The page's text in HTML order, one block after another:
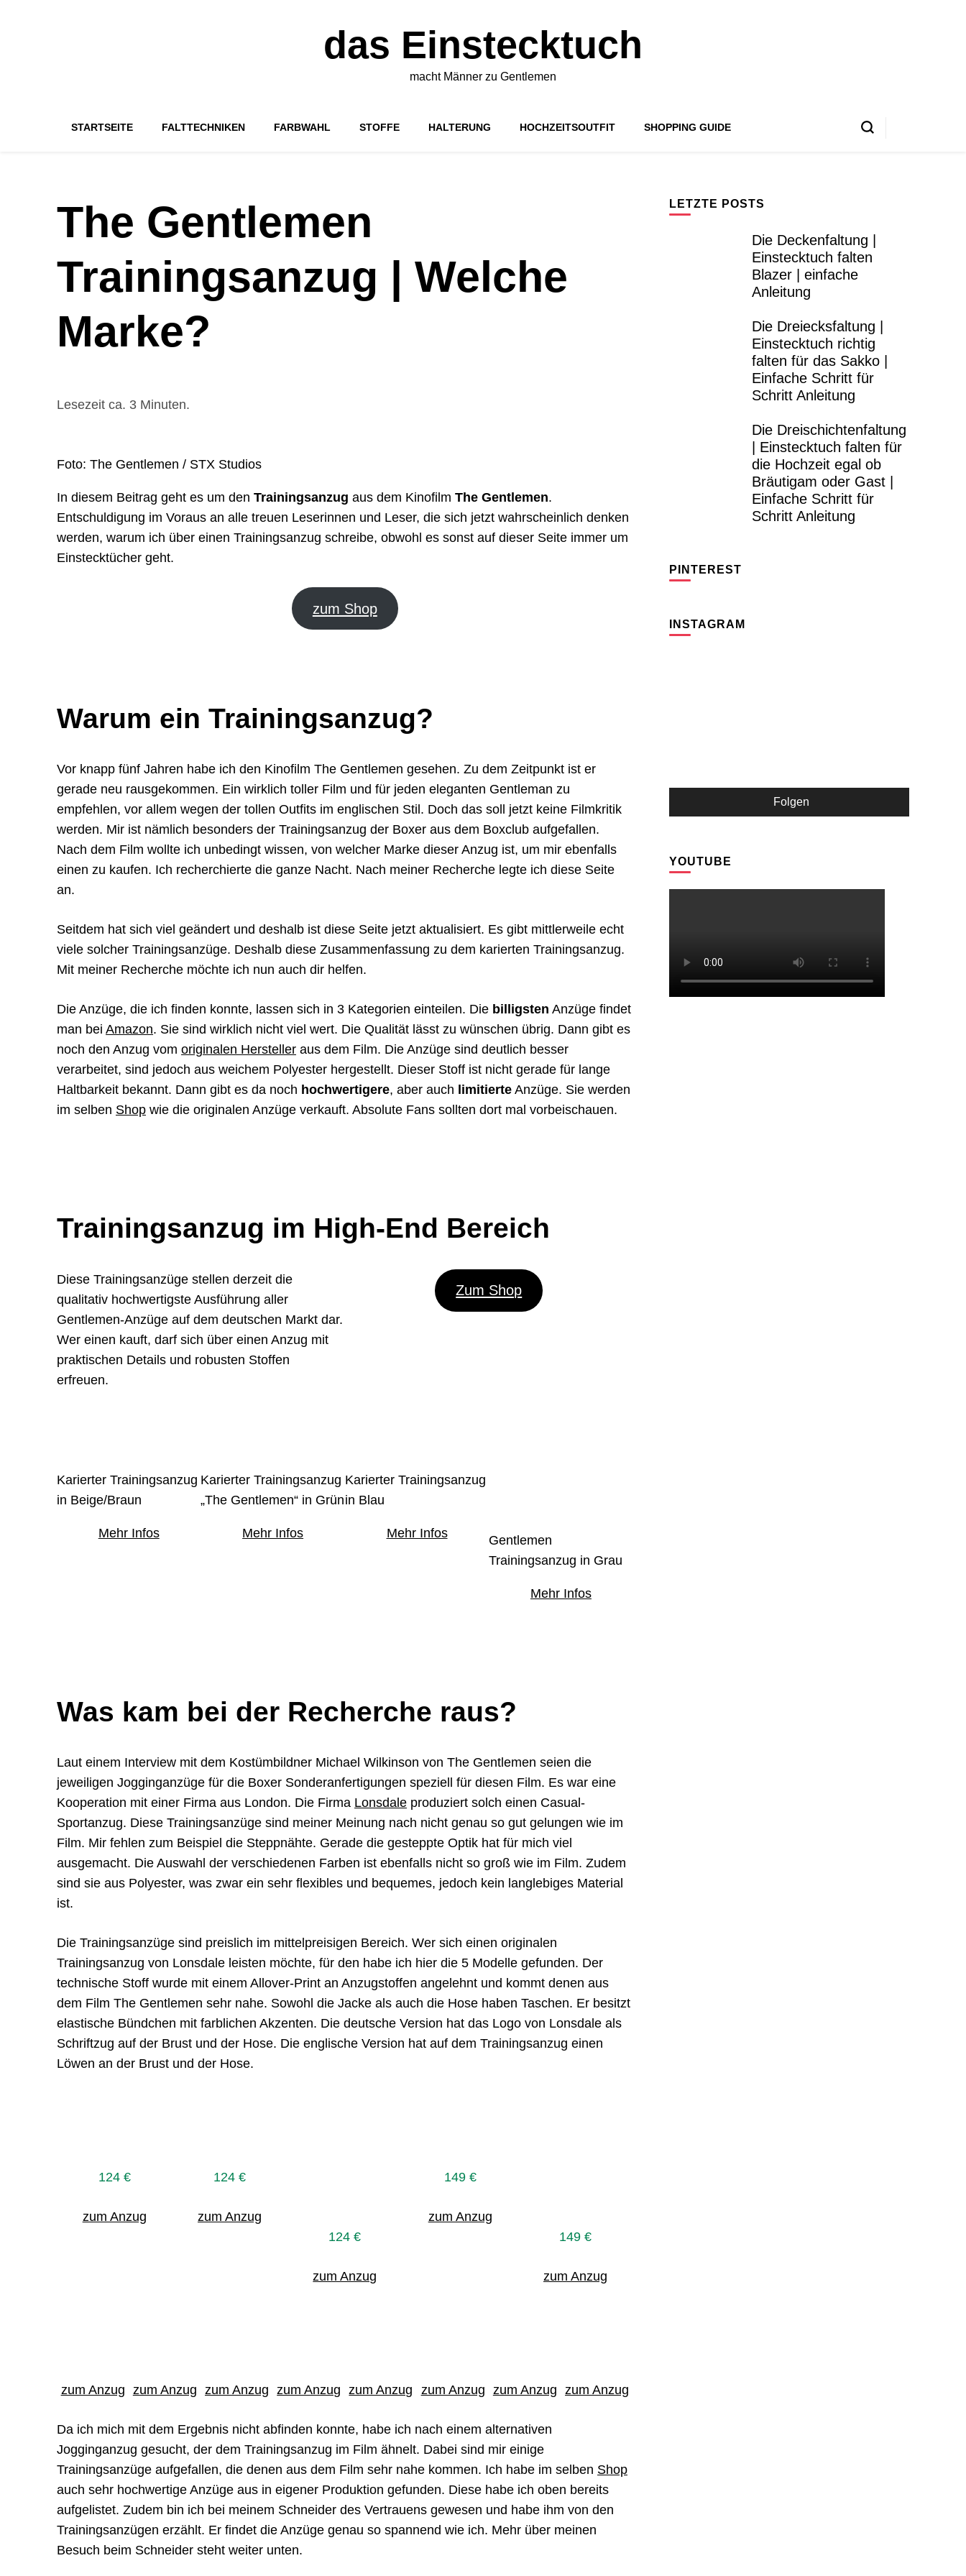
das Einstecktuch
macht Männer zu Gentlemen
STARTSEITE FALTTECHNIKEN FARBWAHL STOFFE HALTERUNG HOCHZEITSOUTFIT SHOPPING GUIDE
The Gentlemen
Trainingsanzug | Welche
Marke?
Lesezeit ca. 3 Minuten.
Foto: The Gentlemen / STX Studios
In diesem Beitrag geht es um den Trainingsanzug aus dem Kinofilm The Gentlemen.
Entschuldigung im Voraus an alle treuen Leserinnen und Leser, die sich jetzt wahrscheinlich denken
werden, warum ich über einen Trainingsanzug schreibe, obwohl es sonst auf dieser Seite immer um
Einstecktücher geht.
zum Shop
Warum ein Trainingsanzug?
Vor knapp fünf Jahren habe ich den Kinofilm The Gentlemen gesehen. Zu dem Zeitpunkt ist er
gerade neu rausgekommen. Ein wirklich toller Film und für jeden eleganten Gentleman zu
empfehlen, vor allem wegen der tollen Outfits im englischen Stil. Doch das soll jetzt keine Filmkritik
werden. Mir ist nämlich besonders der Trainingsanzug der Boxer aus dem Boxclub aufgefallen.
Nach dem Film wollte ich unbedingt wissen, von welcher Marke dieser Anzug ist, um mir ebenfalls
einen zu kaufen. Ich recherchierte die ganze Nacht. Nach meiner Recherche legte ich diese Seite
an.
Seitdem hat sich viel geändert und deshalb ist diese Seite jetzt aktualisiert. Es gibt mittlerweile echt
viele solcher Trainingsanzüge. Deshalb diese Zusammenfassung zu dem karierten Trainingsanzug.
Mit meiner Recherche möchte ich nun auch dir helfen.
Die Anzüge, die ich finden konnte, lassen sich in 3 Kategorien einteilen. Die billigsten Anzüge findet
man bei Amazon. Sie sind wirklich nicht viel wert. Die Qualität lässt zu wünschen übrig. Dann gibt es
noch den Anzug vom originalen Hersteller aus dem Film. Die Anzüge sind deutlich besser
verarbeitet, sind jedoch aus weichem Polyester hergestellt. Dieser Stoff ist nicht gerade für lange
Haltbarkeit bekannt. Dann gibt es da noch hochwertigere, aber auch limitierte Anzüge. Sie werden
im selben Shop wie die originalen Anzüge verkauft. Absolute Fans sollten dort mal vorbeischauen.
Trainingsanzug im High-End Bereich
Diese Trainingsanzüge stellen derzeit die
qualitativ hochwertigste Ausführung aller
Gentlemen-Anzüge auf dem deutschen Markt dar.
Wer einen kauft, darf sich über einen Anzug mit
praktischen Details und robusten Stoffen
erfreuen.
Zum Shop
Karierter Trainingsanzug
in Beige/Braun
Mehr Infos
Karierter Trainingsanzug
„The Gentlemen“ in Grün
Mehr Infos
Karierter Trainingsanzug
in Blau
Mehr Infos
Gentlemen
Trainingsanzug in Grau
Mehr Infos
Was kam bei der Recherche raus?
Laut einem Interview mit dem Kostümbildner Michael Wilkinson von The Gentlemen seien die
jeweiligen Jogginganzüge für die Boxer Sonderanfertigungen speziell für diesen Film. Es war eine
Kooperation mit einer Firma aus London. Die Firma Lonsdale produziert solch einen Casual-
Sportanzug. Diese Trainingsanzüge sind meiner Meinung nach nicht genau so gut gelungen wie im
Film. Mir fehlen zum Beispiel die Steppnähte. Gerade die gesteppte Optik hat für mich viel
ausgemacht. Die Auswahl der verschiedenen Farben ist ebenfalls nicht so groß wie im Film. Zudem
sind sie aus Polyester, was zwar ein sehr flexibles und bequemes, jedoch kein langlebiges Material
ist.
Die Trainingsanzüge sind preislich im mittelpreisigen Bereich. Wer sich einen originalen
Trainingsanzug von Lonsdale leisten möchte, für den habe ich hier die 5 Modelle gefunden. Der
technische Stoff wurde mit einem Allover-Print an Anzugstoffen angelehnt und kommt denen aus
dem Film The Gentlemen sehr nahe. Sowohl die Jacke als auch die Hose haben Taschen. Er besitzt
elastische Bündchen mit farblichen Akzenten. Die deutsche Version hat das Logo von Lonsdale als
Schriftzug auf der Brust und der Hose. Die englische Version hat auf dem Trainingsanzug einen
Löwen an der Brust und der Hose.
124 €
zum Anzug
124 €
zum Anzug
124 €
zum Anzug
149 €
zum Anzug
149 €
zum Anzug
zum Anzug zum Anzug zum Anzug zum Anzug zum Anzug zum Anzug zum Anzug zum Anzug
Da ich mich mit dem Ergebnis nicht abfinden konnte, habe ich nach einem alternativen
Jogginganzug gesucht, der dem Trainingsanzug im Film ähnelt. Dabei sind mir einige
Trainingsanzüge aufgefallen, die denen aus dem Film sehr nahe kommen. Ich habe im selben Shop
auch sehr hochwertige Anzüge aus in eigener Produktion gefunden. Diese habe ich oben bereits
aufgelistet. Zudem bin ich bei meinem Schneider des Vertrauens gewesen und habe ihm von den
Trainingsanzügen erzählt. Er findet die Anzüge genau so spannend wie ich. Mehr über meinen
Besuch beim Schneider steht weiter unten.
LETZTE POSTS
Die Deckenfaltung |
Einstecktuch falten
Blazer | einfache
Anleitung
Die Dreiecksfaltung |
Einstecktuch richtig
falten für das Sakko |
Einfache Schritt für
Schritt Anleitung
Die Dreischichtenfaltung
| Einstecktuch falten für
die Hochzeit egal ob
Bräutigam oder Gast |
Einfache Schritt für
Schritt Anleitung
PINTEREST
INSTAGRAM
Folgen
YOUTUBE